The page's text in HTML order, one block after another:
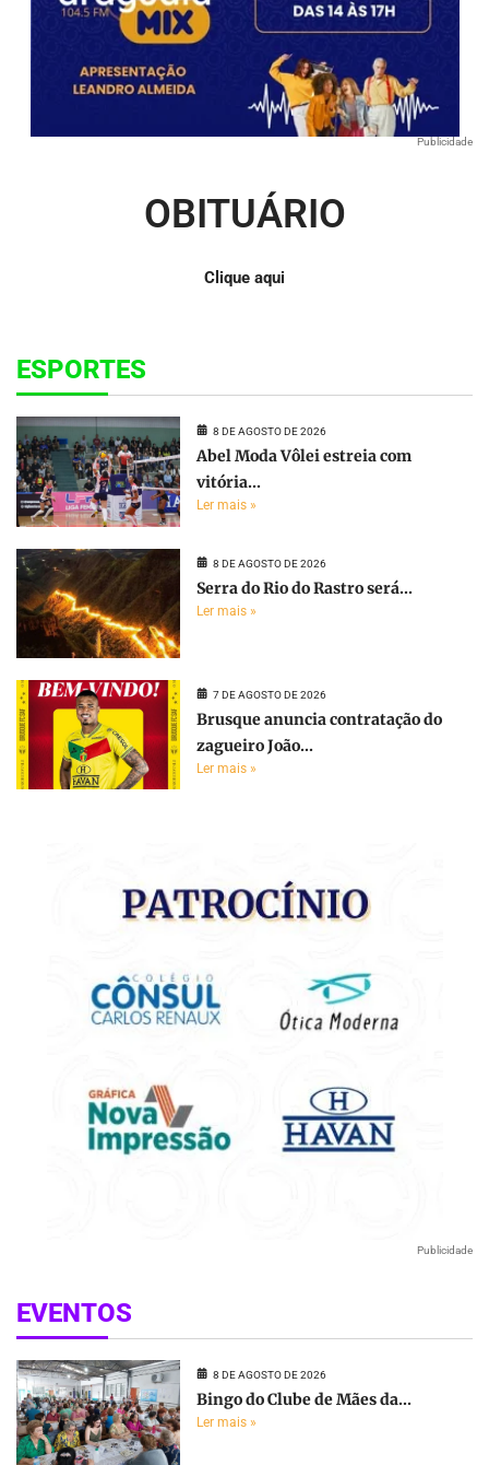
Publicidade
OBITUÁRIO
Clique aqui
ESPORTES
8 DE AGOSTO DE 2026
Abel Moda Vôlei estreia com
vitória...
Ler mais »
8 DE AGOSTO DE 2026
Serra do Rio do Rastro será...
Ler mais »
7 DE AGOSTO DE 2026
Brusque anuncia contratação do
zagueiro João...
Ler mais »
Publicidade
EVENTOS
8 DE AGOSTO DE 2026
Bingo do Clube de Mães da...
Ler mais »